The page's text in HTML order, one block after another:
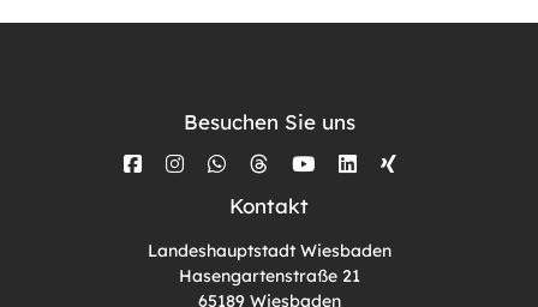
Besuchen Sie uns
Kontakt
Landeshauptstadt Wiesbaden
Hasengartenstraße 21
65189 Wiesbaden